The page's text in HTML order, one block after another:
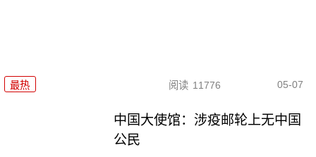
最热 阅读 11776 05-07
中国大使馆：涉疫邮轮上无中国
公民